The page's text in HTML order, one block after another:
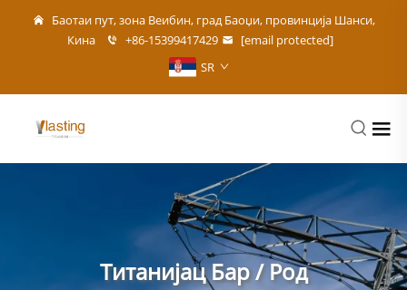
Баотаи пут, зона Веибин, град Баоџи, провинција Шанси,
Кина
+86-15399417429
[email protected]
SR
Титанијац Бар / Род